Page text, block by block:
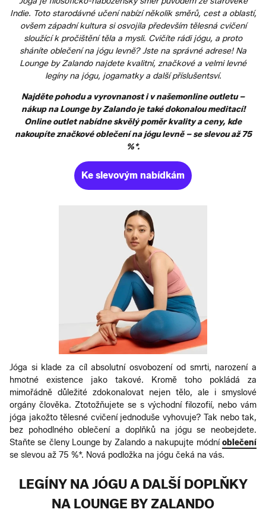
Indie. Toto starodávné učení nabízí několik směrů, cest a oblastí,
ovšem západní kultura si osvojila především tělesná cvičení
sloužící k pročištění těla a mysli. Cvičíte rádi jógu, a proto
sháníte oblečení na jógu levně? Jste na správné adrese! Na
Lounge by Zalandonajdete kvalitní, značkové a velmi levné
legíny na jógu, jogamatky a další příslušentsví.
Najděte pohodu a vyrovnanost i v našemonline outletu –
nákup na Lounge by Zalando je také dokonalou meditací!
Online outlet nabídne skvělý poměr kvality a ceny, kde
nakoupíte značkové oblečení na jógu levně – se slevou až 75
%*.
Ke slevovým nabídkám
Jóga si klade za cíl absolutní osvobození od smrti, narození a
hmotné existence jako takové. Kromě toho pokládá za
mimořádně důležité zdokonalovat nejen tělo, ale i smyslové
orgány člověka. Ztotožňujete se s východní filozofií, nebo vám
jóga jakožto tělesné cvičení jednoduše vyhovuje? Tak nebo tak,
bez pohodlného oblečení a doplňků na jógu se neobejdete.
Staňte se členy Lounge by Zalando a nakupujte módníoblečení
se slevou až 75 %*. Nová podložka na jógu čeká na vás.
LEGÍNY NA JÓGU A DALŠÍ DOPLŇKY
NA LOUNGE BY ZALANDO